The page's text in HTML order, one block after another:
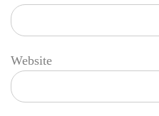
Website